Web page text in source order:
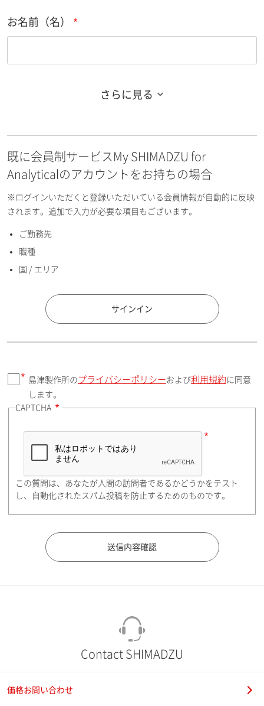
お名前（名）
お名前フリガナ（名）
E-mailアドレス（半角英数）
国 / エリア
郵便番号（勤務先）
住所検索
都道府県（勤務先）
さらに見る
既に会員制サービスMy SHIMADZU for
Analyticalのアカウントをお持ちの場合
※ログインいただくと登録いただいている会員情報が自動的に反映
されます。追加で入力が必要な項目もございます。
ご勤務先
職種
国 / エリア
サインイン
島津製作所の プライバシーポリシー および利用規約 に同意
します。
CAPTCHA
この質問は、あなたが人間の訪問者であるかどうかをテスト
し、自動化されたスパム投稿を防止するためのものです。
Contact SHIMADZU
価格お問い合わせ